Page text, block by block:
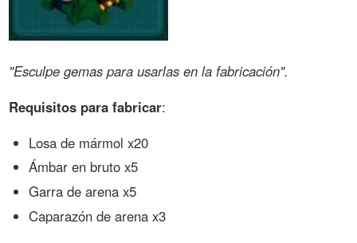
"Esculpe gemas para usarlas en la fabricación".
Requisitos para fabricar:
Losa de mármol x20
Ámbar en bruto x5
Garra de arena x5
Caparazón de arena x3